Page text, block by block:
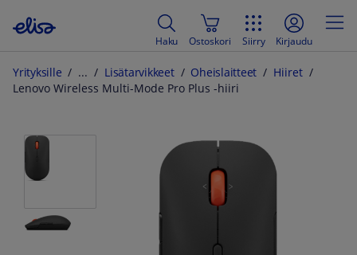
Haku Ostoskori Siirry Kirjaudu
Yrityksille Lisätarvikkeet Oheislaitteet
Hiiret
Lenovo Wireless Multi-Mode Pro Plus -hiiri